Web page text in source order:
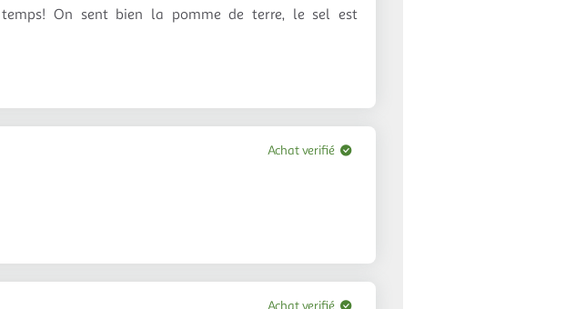
On sent bien la pomme de terre, le sel est
Achat verifié